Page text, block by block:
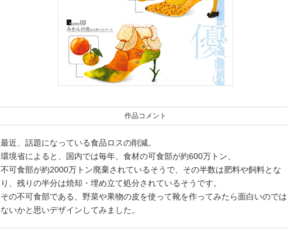
作品コメント
最近、話題になっている食品ロスの削減。
環境省によると、国内では毎年、食材の可食部が約600万トン、
不可食部が約2000万トン廃棄されているそうで、その半数は肥料や飼料とな
り、残りの半分は焼却・埋め立て処分されているそうです。
その不可食部である、野菜や果物の皮を使って靴を作ってみたら面白いのでは
ないかと思いデザインしてみました。